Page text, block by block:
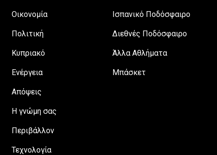
Οικονομία
Πολιτική
Κυπριακό
Ενέργεια
Απόψεις
H γνώμη σας
Περιβάλλον
Τεχνολογία
Ισπανικό Ποδόσφαιρο
Διεθνές Ποδόσφαιρο
Άλλα Αθλήματα
Μπάσκετ